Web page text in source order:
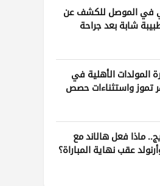
في الموصل للكشف عن
شابة بعد جراحة
المولدات الأهلية في
تموز واستثناءات حصص
ماذا فعل هالاند مع
عقب نهاية المباراة؟